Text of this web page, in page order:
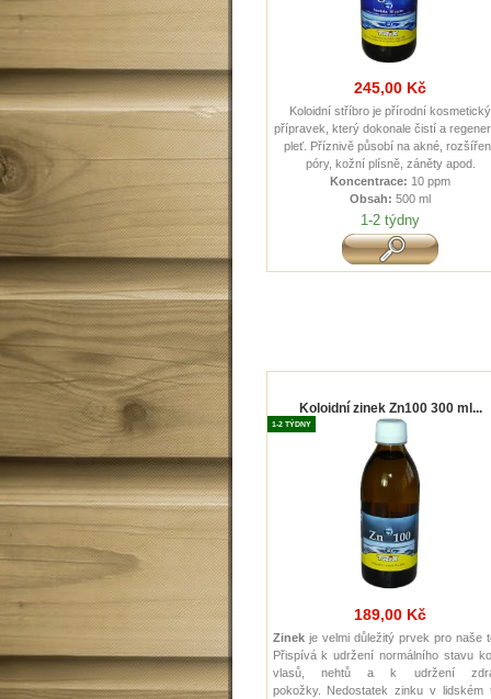
245,00 Kč
Koloidní stříbro je přírodní kosmetický
přípravek, který dokonale čistí a
pleť. Příznivě působí na akné,
póry, kožní plísně, záněty apod.
Koncentrace: 10 ppm
Obsah: 500 ml
1-2 týdny
Koloidní zinek Zn100 300 ml...
1-2 TÝDNY
189,00 Kč
Zinekje velmi důležitý prvek pro naše
Přispívá k udržení normálního stavu
vlasů, nehtů a k udržení
pokožky. Nedostatek zinku v lidském